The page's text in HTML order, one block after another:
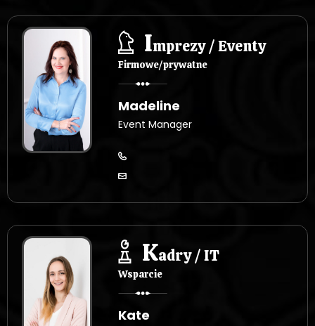
o
w
p
Imprezy / Eventy
Firmowe/prywatne
Madeline
Event Manager
Kadry / IT
Wsparcie
Kate